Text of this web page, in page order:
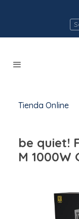
Tienda Online
be quiet!
M 1000W